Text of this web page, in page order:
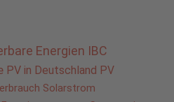
Energien IBC
PV in Deutschland PV
Solarstrom